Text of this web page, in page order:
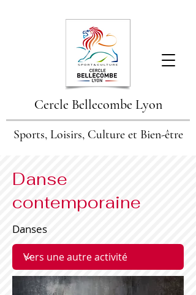
Cercle Bellecombe Lyon
Sports, Loisirs, Culture et Bien-être
Danse
contemporaine
Danses